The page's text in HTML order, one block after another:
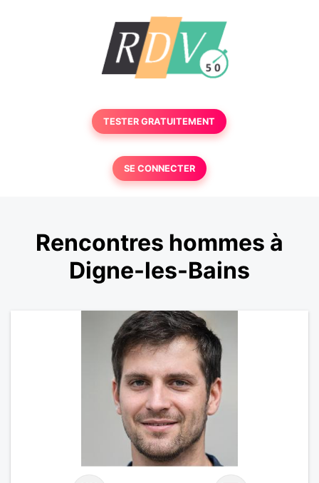
TESTER GRATUITEMENT
SE CONNECTER
Rencontres hommes à
Digne-les-Bains